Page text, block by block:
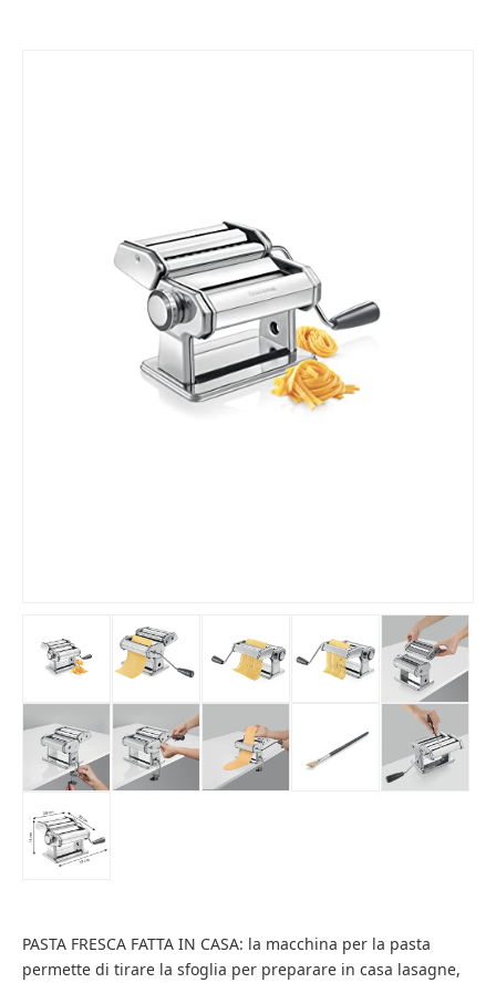
PASTA FRESCA FATTA IN CASA: la macchina per la pasta
permette di tirare la sfoglia per preparare in casa lasagne,